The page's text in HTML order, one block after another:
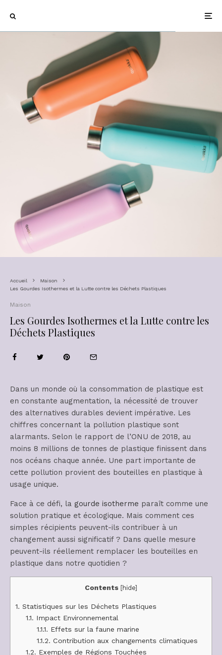
Accueil
Maison
Les Gourdes Isothermes et la Lutte contre les Déchets Plastiques
Maison
Les Gourdes Isothermes et la Lutte contre les
Déchets Plastiques
Dans un monde où la consommation de plastique est
en constante augmentation, la nécessité de trouver
des alternatives durables devient impérative. Les
chiffres concernant la pollution plastique sont
alarmants. Selon le rapport de l’ONU de 2018, au
moins 8 millions de tonnes de plastique finissent dans
nos océans chaque année. Une part importante de
cette pollution provient des bouteilles en plastique à
usage unique.
Face à ce défi, la gourde isotherme paraît comme une
solution pratique et écologique. Mais comment ces
simples récipients peuvent-ils contribuer à un
changement aussi significatif ? Dans quelle mesure
peuvent-ils réellement remplacer les bouteilles en
plastique dans notre quotidien ?
Contents [hide]
1. Statistiques sur les Déchets Plastiques
1.1. Impact Environnemental
1.1.1. Effets sur la faune marine
1.1.2. Contribution aux changements climatiques
1.2. Exemples de Régions Touchées